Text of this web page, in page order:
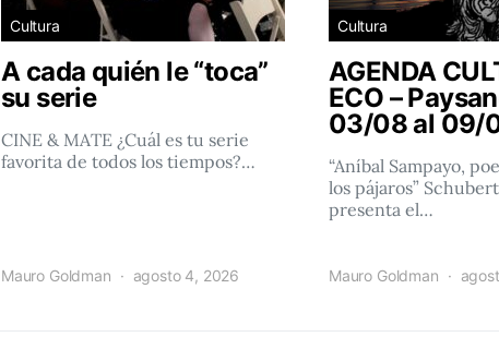
Cultura
A cada quién le “toca”
su serie
CINE & MATE ¿Cuál es tu serie
favorita de todos los tiempos?…
Mauro Goldman agosto 4, 2026
Cultura
AGENDA
ECO –
03/08 al 09/
“Aníbal Sampayo,
los pájaros”
presenta el…
Mauro Goldman